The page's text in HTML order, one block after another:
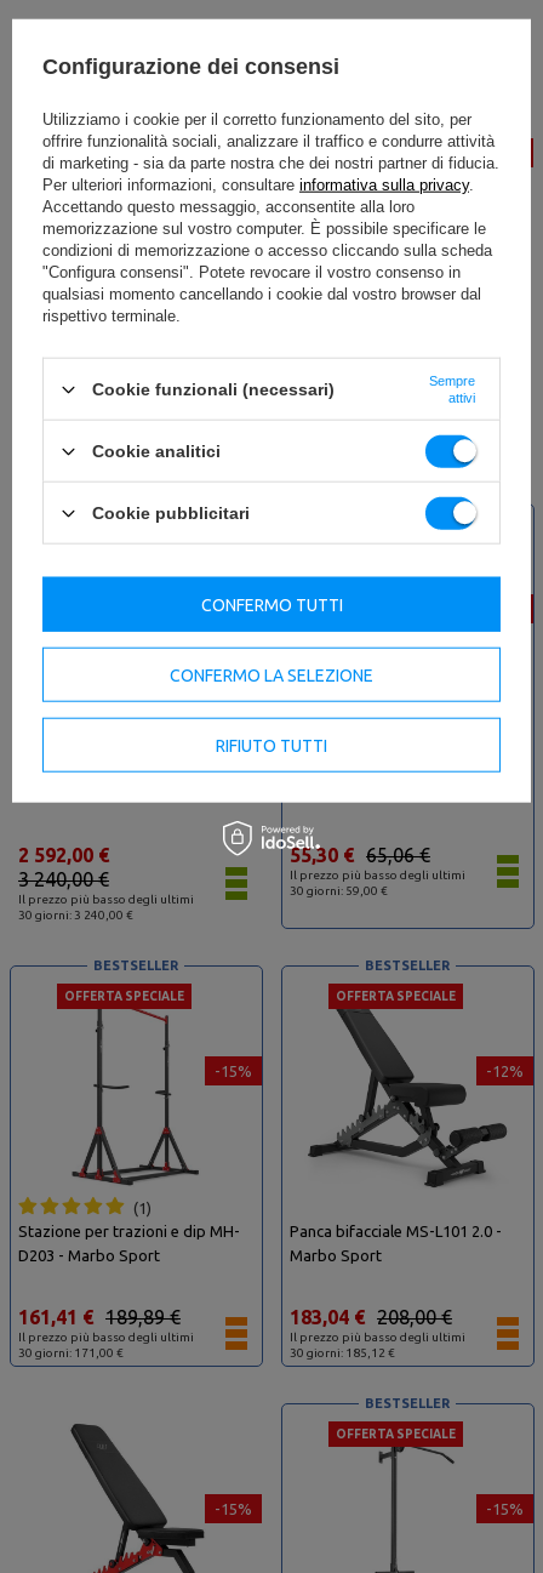
-20%
UF-021 pressa per il petto -
30 giorni: 3 096,80 €
2 700,00 €
2 160,00 €
Il prezzo più basso degli ultimi
2 700,00 €
2 160,00 €
-20%
Macchina per i glutei UR-U026
Il prezzo più basso degli ultimi
30 giorni: 3 240,00 €
3 240,00 €
2 592,00 €
OFFERTA SPECIALE
NUOVO
Power Bag - UpForm 5 kg
Il prezzo più basso degli ultimi
30 giorni: 59,00 €
65,06 €
55,30 €
-15%
OFFERTA SPECIALE
BESTSELLER
1
Stazione per trazioni e dip MH-
D203 - Marbo Sport
Il prezzo più basso degli ultimi
30 giorni: 171,00 €
189,89 €
161,41 €
-12%
OFFERTA SPECIALE
BESTSELLER
Panca bifacciale MS-L101 2.0 -
Marbo Sport
Il prezzo più basso degli ultimi
30 giorni: 185,12 €
208,00 €
183,04 €
-15% -15%
OFFERTA SPECIALE
BESTSELLER
Configurazione dei consensi
Utilizziamo i cookie per il corretto funzionamento del sito, per
offrire funzionalità sociali, analizzare il traffico e condurre attività
di marketing - sia da parte nostra che dei nostri partner di fiducia.
Per ulteriori informazioni, consultare informativa sulla privacy.
Accettando questo messaggio, acconsentite alla loro
memorizzazione sul vostro computer. È possibile specificare le
condizioni di memorizzazione o accesso cliccando sulla scheda
"Configura consensi". Potete revocare il vostro consenso in
qualsiasi momento cancellando i cookie dal vostro browser dal
rispettivo terminale.
Cookie funzionali (necessari)
Sempre
attivi
Cookie analitici
Cookie pubblicitari
CONFERMO LA SELEZIONE
RIFIUTO TUTTI
CONFERMO TUTTI